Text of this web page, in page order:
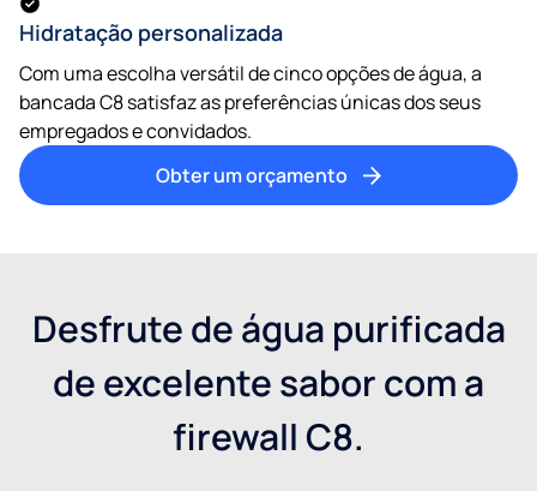
Hidratação personalizada
Com uma escolha versátil de cinco opções de água, a
bancada C8 satisfaz as preferências únicas dos seus
empregados e convidados.
Obter um orçamento
Desfrute de água purificada
de excelente sabor com a
firewall C8.